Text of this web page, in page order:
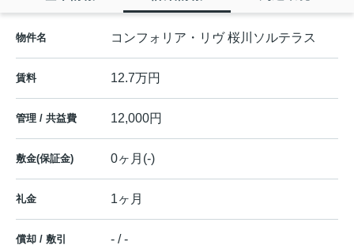
物件名 コンフォリア・リヴ 桜川ソルテラス
賃料 12.7万円
管理 / 共益費 12,000円
敷金(保証金) 0ヶ月(-)
礼金 1ヶ月
償却 / 敷引 - / -